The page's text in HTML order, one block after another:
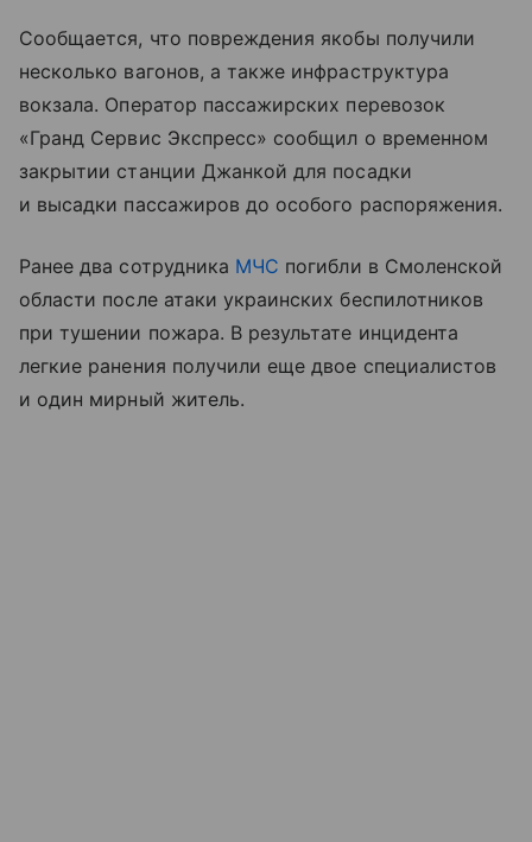
Сообщается, что повреждения якобы получили
несколько вагонов, а также инфраструктура
вокзала. Оператор пассажирских перевозок
«Гранд Сервис Экспресс» сообщил о временном
закрытии станции Джанкой для посадки
и высадки пассажиров до особого распоряжения.
Ранее два сотрудника МЧС погибли в Смоленской
области после атаки украинских беспилотников
при тушении пожара. В результате инцидента
легкие ранения получили еще двое специалистов
и один мирный житель.